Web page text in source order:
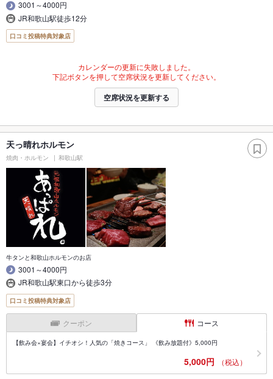
3001～4000円
JR和歌山駅徒歩12分
口コミ投稿特典対象店
カレンダーの更新に失敗しました。
下記ボタンを押して空席状況を更新してください。
空席状況を更新する
天っ晴れホルモン
焼肉・ホルモン 和歌山駅
牛タンと和歌山ホルモンのお店
3001～4000円
JR和歌山駅東口から徒歩3分
口コミ投稿特典対象店
クーポン コース
【飲み会×宴会】イチオシ！人気の「焼きコース」 《飲み放題付》5,000円
5,000円 （税込）